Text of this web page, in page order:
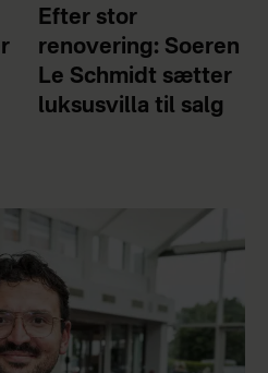
Efter stor
renovering: Soeren
Le Schmidt sætter
luksusvilla til salg